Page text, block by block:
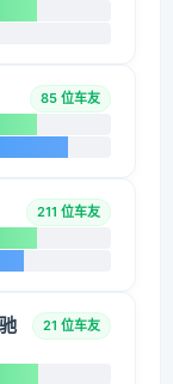
85 位车友
211 位车友
21 位车友